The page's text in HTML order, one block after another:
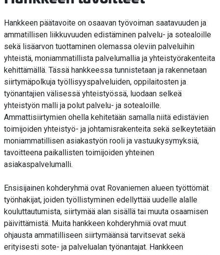
Hankkeen päätavoite on osaavan työvoiman saatavuuden ja
ammatillisen liikkuvuuden edistäminen palvelu- ja sotealoille
sekä lisäarvon tuottaminen olemassa oleviin palveluihin
yhteistä, moniammatillista palvelumallia ja yhteistyörakenteita
kehittämällä. Tässä hankkeessa tunnistetaan ja rakennetaan
siirtymäpolkuja työllisyyspalveluiden, oppilaitosten ja
työnantajien välisessä yhteistyössä, luodaan selkeä
yhteistyön malli ja polut palvelu- ja sotealoille.
Ammattisiirtymien ohella kehitetään samalla niitä edistävien
toimijoiden yhteistyö- ja johtamisrakenteita sekä selkeytetään
moniammatillisen asiakastyön rooli ja vastuukysymyksiä,
tavoitteena paikallisten toimijoiden yhteinen
asiakaspalvelumalli.
Ensisijainen kohderyhmä ovat Rovaniemen alueen työttömät
työnhakijat, joiden työllistyminen edellyttää uudelle alalle
kouluttautumista, siirtymää alan sisällä tai muuta osaamisen
päivittämistä. Muita hankkeen kohderyhmiä ovat muut
ohjausta ammatilliseen siirtymäänsä tarvitsevat sekä
erityisesti sote- ja palvelualan työnantajat. Hankkeen